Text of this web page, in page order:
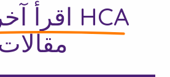
اقرأ آخر أخبار HCA